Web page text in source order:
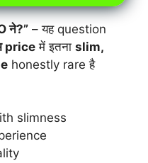
ने?” – यह question
priceमें इतना slim,
honestly rare है
slimness